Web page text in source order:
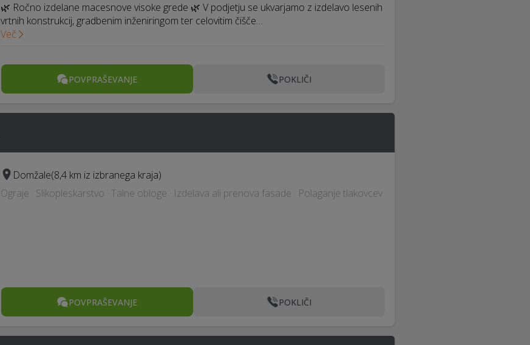
🌿 Ročno izdelane macesnove visoke grede 🌿 V podjetju se ukvarjamo z izdelavo lesenih
vrtnih konstrukcij, gradbenim inženiringom ter celovitim čišče…
Več
POVPRAŠEVANJE POKLIČI
Domžale(8,4 km iz izbranega kraja)
Ograje · Slikopleskarstvo · Talne obloge · Izdelava ali prenova fasade · Polaganje tlakovcev
POVPRAŠEVANJE POKLIČI